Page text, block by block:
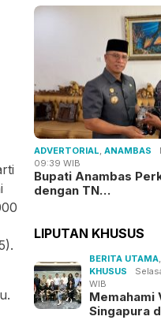
ADVERTORIAL,ANAMBAS
09:39 WIB
Bupati Anambas
dengan TN…
LIPUTAN KHUSUS
BERITA UTAMA,
KHUSUS
WIB
Memahami
Singapura